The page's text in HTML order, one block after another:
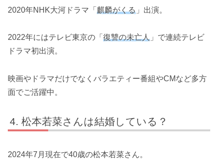
2020年NHK大河ドラマ「 麒麟がくる 」出演。
2022年にはテレビ東京の「 復讐の未亡人 」で連続テレビ
ドラマ初出演。
映画やドラマだけでなくバラエティー番組やCMなど多方
面でご活躍中。
松本若菜さんは結婚している？
2024年7月現在で40歳の松本若菜さん。